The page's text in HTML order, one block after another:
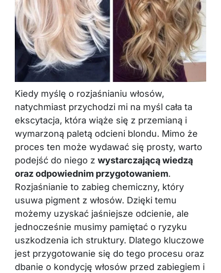
Kiedy myślę o rozjaśnianiu włosów,
natychmiast przychodzi mi na myśl cała ta
ekscytacja, która wiąże się z przemianą i
wymarzoną paletą odcieni blondu. Mimo że
proces ten może wydawać się prosty, warto
podejść do niego z wystarczającą wiedzą
oraz odpowiednim przygotowaniem.
Rozjaśnianie to zabieg chemiczny, który
usuwa pigment z włosów. Dzięki temu
możemy uzyskać jaśniejsze odcienie, ale
jednocześnie musimy pamiętać o ryzyku
uszkodzenia ich struktury. Dlatego kluczowe
jest przygotowanie się do tego procesu oraz
dbanie o kondycję włosów przed zabiegiem i